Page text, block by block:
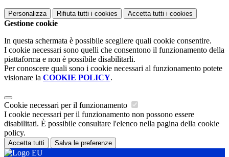
Personalizza Rifiuta tutti i cookies Accetta tutti i cookies
Gestione cookie
In questa schermata è possibile scegliere quali cookie consentire.
I cookie necessari sono quelli che consentono il funzionamento della
piattaforma e non è possibile disabilitarli.
Per conoscere quali sono i cookie necessari al funzionamento potete
visionare la COOKIE POLICY.
Cookie necessari per il funzionamento
I cookie necessari per il funzionamento non possono essere
disabilitati. È possibile consultare l'elenco nella pagina della cookie
policy.
Accetta tutti Salva le preferenze